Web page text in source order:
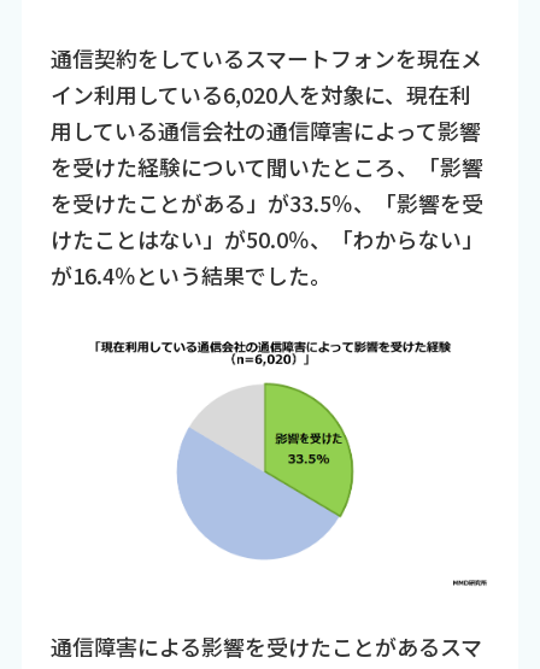
通信契約をしているスマートフォンを現在メ
イン利用している6,020人を対象に、現在利
用している通信会社の通信障害によって影響
を受けた経験について聞いたところ、「影響
を受けたことがある」が33.5％、「影響を受
けたことはない」が50.0％、「わからない」
が16.4％という結果でした。
通信障害による影響を受けたことがあるスマ